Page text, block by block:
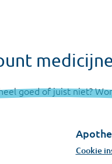
goed of juist niet?
bijwerking? Meld uw
Cookie